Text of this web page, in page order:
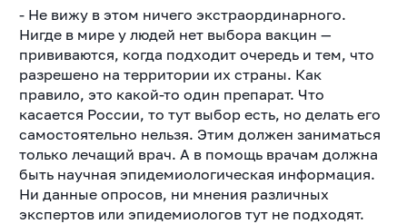
- Не вижу в этом ничего экстраординарного.
Нигде в мире у людей нет выбора вакцин —
прививаются, когда подходит очередь и тем, что
разрешено на территории их страны. Как
правило, это какой-то один препарат. Что
касается России, то тут выбор есть, но делать его
самостоятельно нельзя. Этим должен заниматься
только лечащий врач. А в помощь врачам должна
быть научная эпидемиологическая информация.
Ни данные опросов, ни мнения различных
экспертов или эпидемиологов тут не подходят.